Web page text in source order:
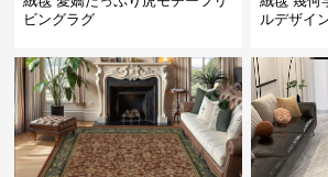
ビングラグ
ルデザイ